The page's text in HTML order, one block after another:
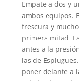
Empate a dos y
ambos equipos.
frescura y
primera mitad.
antes a la
las de
poner delante a